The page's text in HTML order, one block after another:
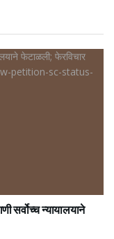
सर्वोच्च न्यायालयाने